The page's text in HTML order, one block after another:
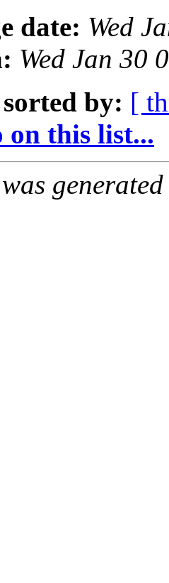
date: Wed
Wed Jan 30
sorted by: [
this list...